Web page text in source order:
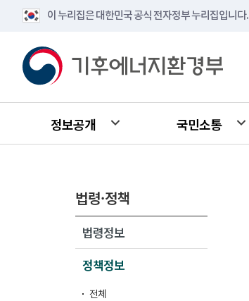
이 누리집은 대한민국 공식 전자정부 누리집입니다.
정보공개 국민소통
법령·정책
법령정보
정책정보
전체